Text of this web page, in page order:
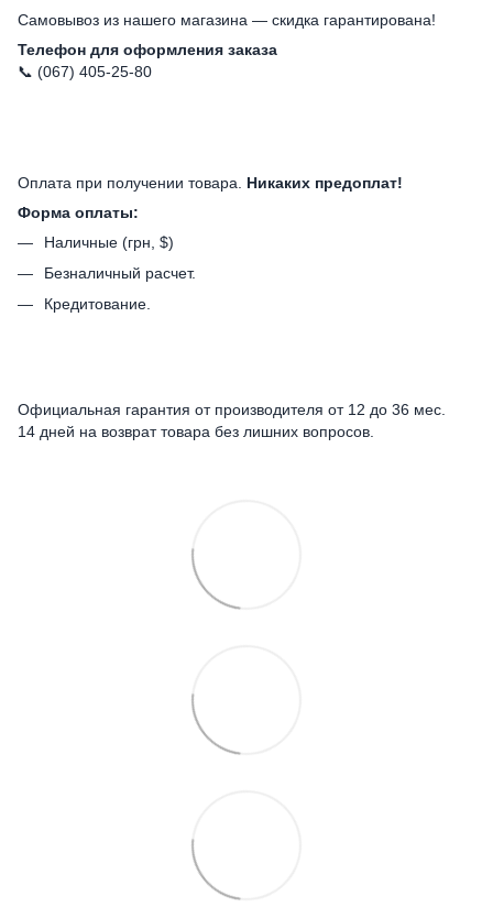
Самовывоз из нашего магазина — скидка гарантирована!
Телефон для оформления заказа
📞 (067) 405-25-80
Оплата при получении товара. Никаких предоплат!
Форма оплаты:
Наличные (грн, $)
Безналичный расчет.
Кредитование.
Официальная гарантия от производителя от 12 до 36 мес.
14 дней на возврат товара без лишних вопросов.